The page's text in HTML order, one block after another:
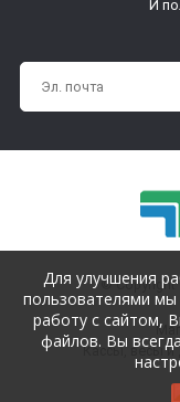
И
© Copyright
Кассы, весы и
Для улучшения
пользователями
работу с сайтом,
файлов. Вы